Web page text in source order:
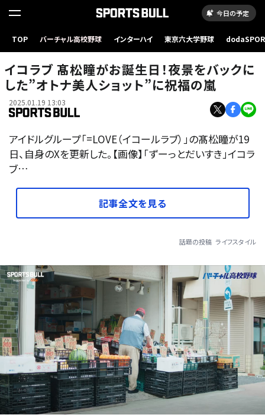
今日の予定
TOP バーチャル高校野球 インターハイ 東京六大学野球
イコラブ 髙松瞳がお誕生日！夜景をバックに
した”オトナ美人ショット”に祝福の嵐
2025.01.19 13:03
アイドルグループ「=LOVE（イコールラブ）」の髙松瞳が19
日、自身のXを更新した。【画像】「ずーっとだいすき」イコラ
ブ…
記事全文を見る
話題の投稿 ライフスタイル